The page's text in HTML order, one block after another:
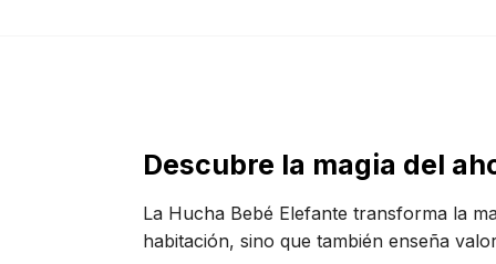
Descubre la magia del
La Hucha Bebé Elefante transforma la
habitación, sino que también enseña